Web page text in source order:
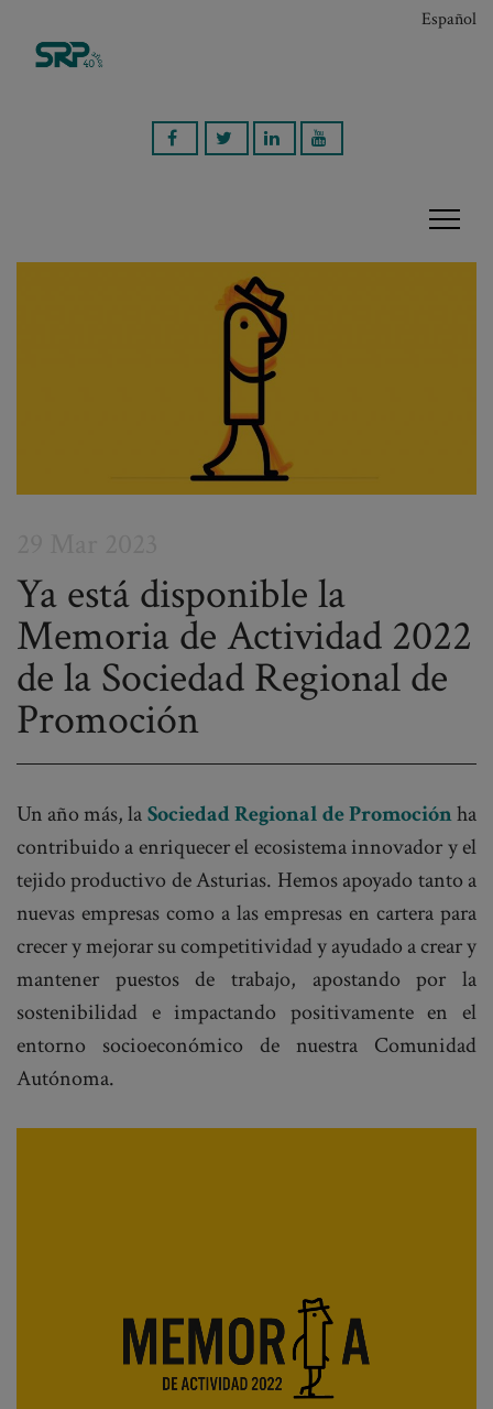
Ya está disponible la
Memoria de Actividad 2022
de la Sociedad Regional de
Promoción
Un año más, laSociedad Regional de Promociónha
contribuido a enriquecer el ecosistema innovador y el
tejido productivo de Asturias. Hemos apoyado tanto a
nuevas empresas como a las empresas en cartera para
crecer y mejorar su competitividad y ayudado a crear y
mantener puestos de trabajo, apostando por la
sostenibilidad e impactando positivamente en el
entorno socioeconómico de nuestra Comunidad
Autónoma.
Post
navigation
Español